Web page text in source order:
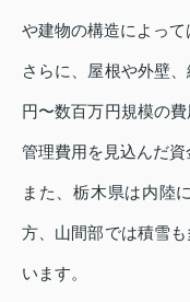
や建物の構造によって
さらに、屋根や外壁
円〜数百万円規模の
管理費用を見込んだ資
また、栃木県は内陸
方、山間部では積雪
います。